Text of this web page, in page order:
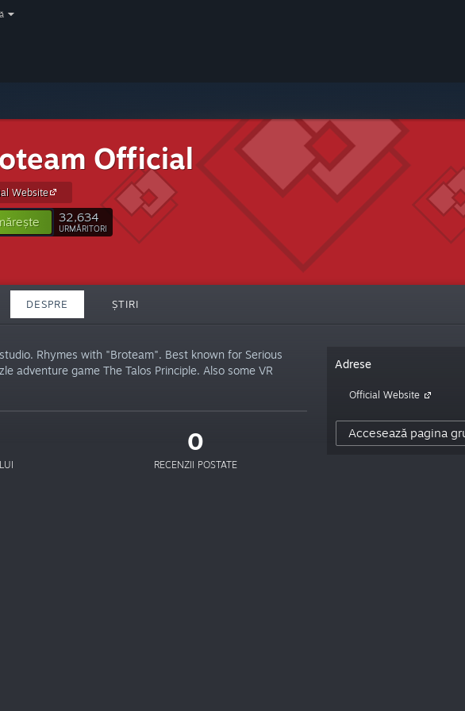
Official
Website
32,634
URMĂRITORI
DESPRE ȘTIRI
Rhymes with "Broteam". Best known for Serious
adventure game The Talos Principle. Also some VR
0
RECENZII POSTATE
Adrese
Official Website
Accesează pagina